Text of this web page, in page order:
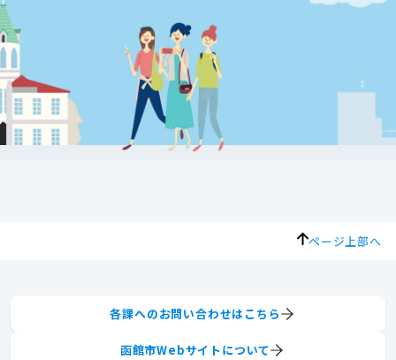
ページ上部へ
各課へのお問い合わせはこちら
函館市Webサイトについて